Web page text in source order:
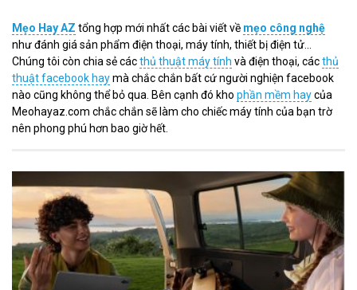
Mẹo Hay AZ tổng hợp mới nhất các bài viết về mẹo công nghệ
như đánh giá sản phẩm điện thoại, máy tính, thiết bị điện tử...
Chúng tôi còn chia sẻ cácthủ thuật máy tính và điện thoại, cácthủ
thuật facebook haymà chắc chắn bất cứ người nghiện facebook
nào cũng không thể bỏ qua. Bên cạnh đó kho phần mềm haycủa
Meohayaz.com chắc chắn sẽ làm cho chiếc máy tính của bạn trờ
nên phong phú hơn bao giờ hết.